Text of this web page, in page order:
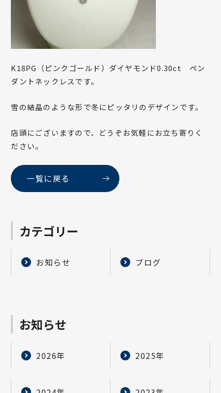
K18PG（ピンクゴールド）ダイヤモンド0.30ct ペン
ダントネックレスです。
雪の結晶のような形で冬にピッタリのデザインです。
店頭にございますので、どうぞお気軽にお立ち寄りく
ださい。
一覧に戻る
カテゴリー
お知らせ ブログ
お知らせ
2026年 2025年